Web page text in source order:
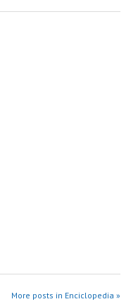
More posts in Enciclopedia »